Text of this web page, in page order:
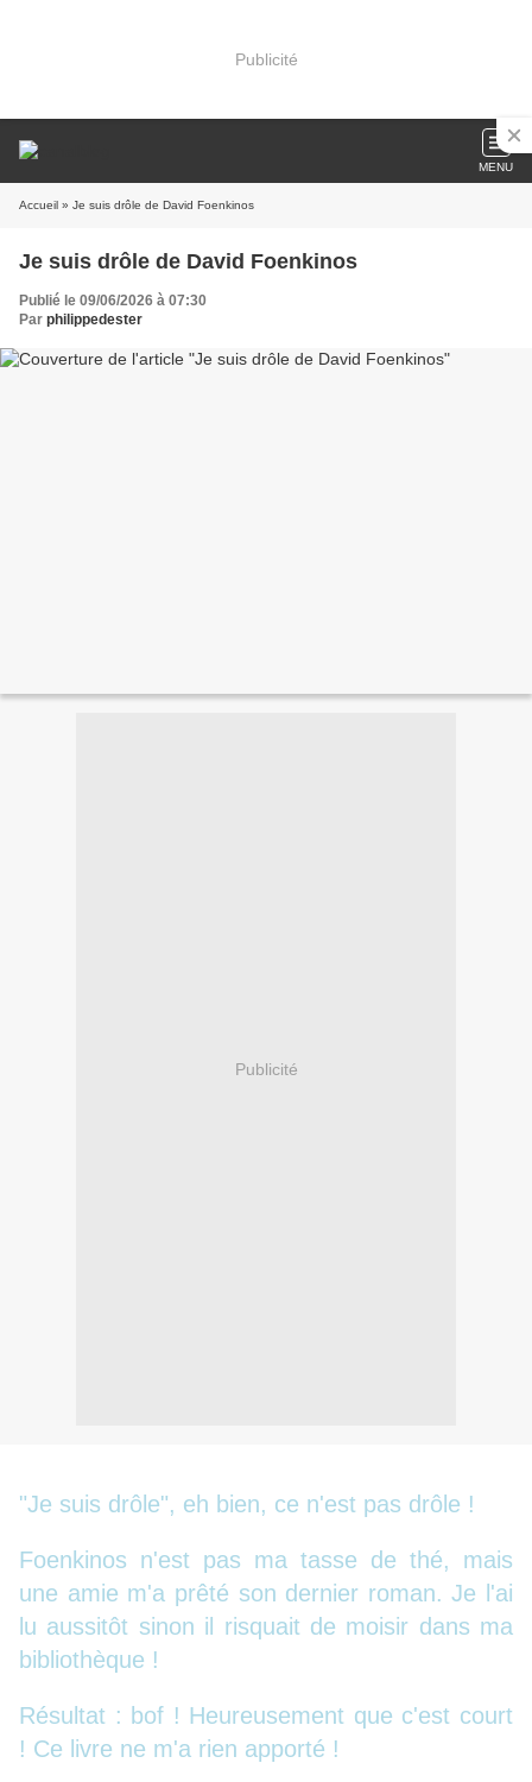
Publicité
MENU
Accueil » Je suis drôle de David Foenkinos
Je suis drôle de David Foenkinos
Publié le 09/06/2026 à 07:30
Par philippedester
Publicité
"Je suis drôle", eh bien, ce n'est pas drôle !
Foenkinos n'est pas ma tasse de thé, mais
une amie m'a prêté son dernier roman. Je l'ai
lu aussitôt sinon il risquait de moisir dans ma
bibliothèque !
Résultat : bof ! Heureusement que c'est court
! Ce livre ne m'a rien apporté !